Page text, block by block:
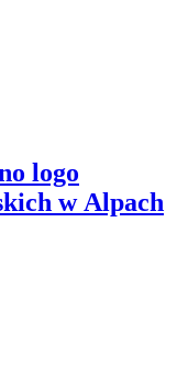
logo
w Alpach